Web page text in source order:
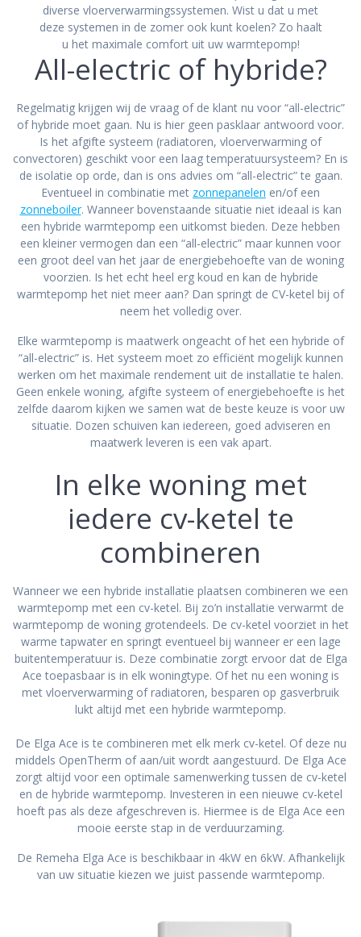
diverse vloerverwarmingssystemen. Wist u dat u met
deze systemen in de zomer ook kunt koelen? Zo haalt
u het maximale comfort uit uw warmtepomp!
All-electric of hybride?
Regelmatig krijgen wij de vraag of de klant nu voor “all-electric”
of hybride moet gaan. Nu is hier geen pasklaar antwoord voor.
Is het afgifte systeem (radiatoren, vloerverwarming of
convectoren) geschikt voor een laag temperatuursysteem? En is
de isolatie op orde, dan is ons advies om “all-electric” te gaan.
Eventueel in combinatie met zonnepanelen en/of een
zonneboiler. Wanneer bovenstaande situatie niet ideaal is kan
een hybride warmtepomp een uitkomst bieden. Deze hebben
een kleiner vermogen dan een “all-electric” maar kunnen voor
een groot deel van het jaar de energiebehoefte van de woning
voorzien. Is het echt heel erg koud en kan de hybride
warmtepomp het niet meer aan? Dan springt de CV-ketel bij of
neem het volledig over.
Elke warmtepomp is maatwerk ongeacht of het een hybride of
“all-electric” is. Het systeem moet zo efficiënt mogelijk kunnen
werken om het maximale rendement uit de installatie te halen.
Geen enkele woning, afgifte systeem of energiebehoefte is het
zelfde daarom kijken we samen wat de beste keuze is voor uw
situatie. Dozen schuiven kan iedereen, goed adviseren en
maatwerk leveren is een vak apart.
In elke woning met
iedere cv-ketel te
combineren
Wanneer we een hybride installatie plaatsen combineren we een
warmtepomp met een cv-ketel. Bij zo’n installatie verwarmt de
warmtepomp de woning grotendeels. De cv-ketel voorziet in het
warme tapwater en springt eventueel bij wanneer er een lage
buitentemperatuur is. Deze combinatie zorgt ervoor dat de Elga
Ace toepasbaar is in elk woningtype. Of het nu een woning is
met vloerverwarming of radiatoren, besparen op gasverbruik
lukt altijd met een hybride warmtepomp.
De Elga Ace is te combineren met elk merk cv-ketel. Of deze nu
middels OpenTherm of aan/uit wordt aangestuurd. De Elga Ace
zorgt altijd voor een optimale samenwerking tussen de cv-ketel
en de hybride warmtepomp. Investeren in een nieuwe cv-ketel
hoeft pas als deze afgeschreven is. Hiermee is de Elga Ace een
mooie eerste stap in de verduurzaming.
De Remeha Elga Ace is beschikbaar in 4kW en 6kW. Afhankelijk
van uw situatie kiezen we juist passende warmtepomp.